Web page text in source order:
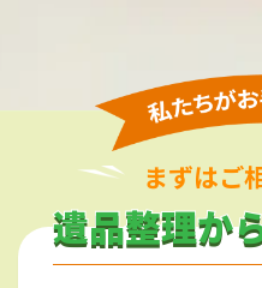
まずはご
遺品整理か
遺品整理か